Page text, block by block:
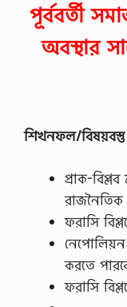
পূর্ববর্তী
অবস্থার
শিখনফল/
প্রাক-
রাজনৈতিক
ফরাসি
নেপােলিয়ন
করতে
ফরাসি